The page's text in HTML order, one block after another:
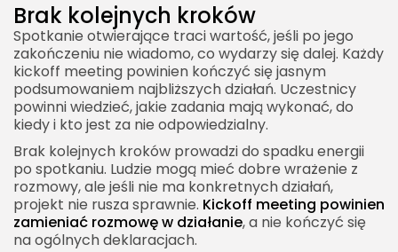
Brak kolejnych kroków
Spotkanie otwierające traci wartość, jeśli po jego
zakończeniu nie wiadomo, co wydarzy się dalej. Każdy
kickoff meeting powinien kończyć się jasnym
podsumowaniem najbliższych działań. Uczestnicy
powinni wiedzieć, jakie zadania mają wykonać, do
kiedy i kto jest za nie odpowiedzialny.
Brak kolejnych kroków prowadzi do spadku energii
po spotkaniu. Ludzie mogą mieć dobre wrażenie z
rozmowy, ale jeśli nie ma konkretnych działań,
projekt nie rusza sprawnie. Kickoff meeting powinien
zamieniać rozmowę w działanie, a nie kończyć się
na ogólnych deklaracjach.